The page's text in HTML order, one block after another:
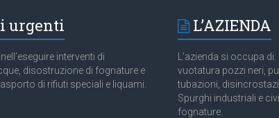
urgenti
interventi di
disostruzione di fognature e
di rifiuti speciali e liquami.
L’AZIENDA
L’azienda si occupa
vuotatura pozzi neri,
tubazioni,
Spurghi industriali e
fognature.